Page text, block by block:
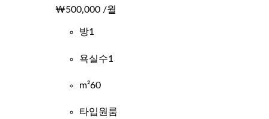
₩500,000 /월
방1
욕실수1
m²60
타입원룸